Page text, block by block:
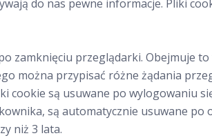
do nas pewne informacje. Pliki
zamknięciu przeglądarki. Obejmuje
można przypisać różne żądania
cookie są usuwane po wylogowaniu
są automatycznie usuwane
niż 3 lata.